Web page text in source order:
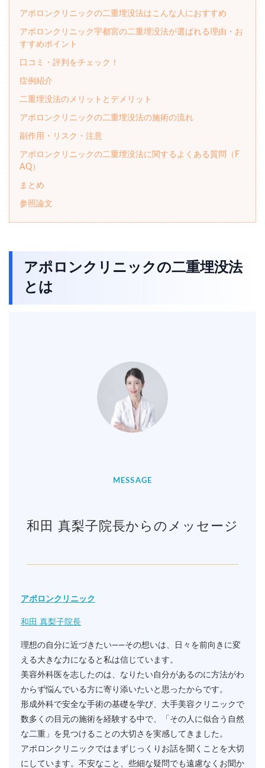
アポロンクリニックの二重埋没法はこんな人におすすめ
アポロンクリニック宇都宮の二重埋没法が選ばれる理由・お
すすめポイント
口コミ・評判をチェック！
症例紹介
二重埋没法のメリットとデメリット
アポロンクリニックの二重埋没法の施術の流れ
副作用・リスク・注意
アポロンクリニックの二重埋没法に関するよくある質問（F
AQ）
まとめ
参照論文
アポロンクリニックの二重埋没法
とは
MESSAGE
和田 真梨子院長からのメッセージ
アポロンクリニック
和田 真梨子院長
理想の自分に近づきたい——その想いは、日々を前向きに変
える大きな力になると私は信じています。
美容外科医を志したのは、なりたい自分があるのに方法がわ
からず悩んでいる方に寄り添いたいと思ったからです。
形成外科で安全な手術の基礎を学び、大手美容クリニックで
数多くの目元の施術を経験する中で、「その人に似合う自然
な二重」を見つけることの大切さを実感してきました。
アポロンクリニックではまずじっくりお話を聞くことを大切
にしています。不安なこと、些細な疑問でも遠慮なくお聞か